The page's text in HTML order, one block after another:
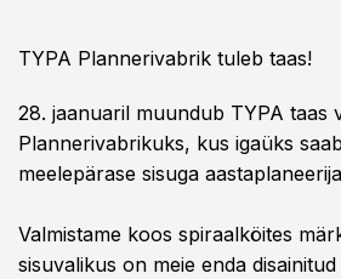
TYPA Plannerivabrik tuleb taas!
28. jaanuaril muundub TYPA taas
Plannerivabrikuks, kus igaüks
meelepärase sisuga
Valmistame koos spiraalköites
sisuvalikus on meie enda